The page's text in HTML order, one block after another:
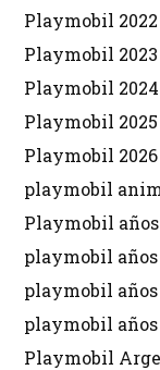
Playmobil 2022
Playmobil 2023
Playmobil 2024
Playmobil 2025
Playmobil 2026
playmobil
Playmobil años
playmobil años
playmobil años
playmobil años
Playmobil